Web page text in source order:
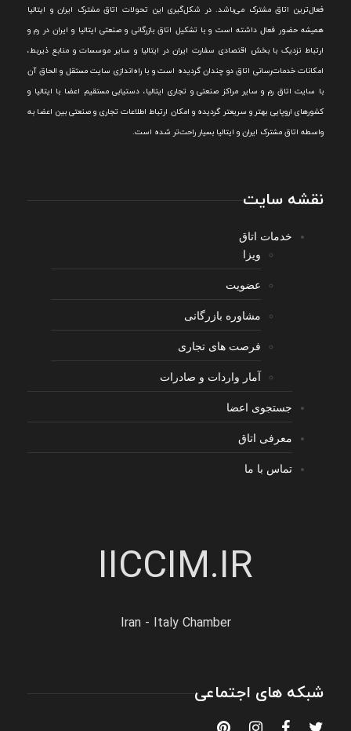
فعال‌ترین اتاق مشترک می‌باشد.در شکل‌گيری اين تحولات اتاق مشترک ايران و ايتاليا
هميشه حضور فعال داشته است و با تشکيل اتاق بازرگانی و صنعتی ايتاليا و ايران در رم و
ارتباط نزديک با بخش اقتصادی سفارت ايران در ايتاليا و ساير موسسات و منابع ذيربط،
امکانات خدمات‌رسانی اتاق دو چندان گرديده است و با راه‌اندازی سايت مستقل و الحاق آن
با سايت اتاق رم و ساير مراکز صنعتی و تجاری ايتاليا، دستيابی مستقيم اعضا با ايتاليا و
کشورهای اروپایی بهتر و سريعتر گرديده و امکان ارتباط اطلاعات تجاری و صنعتی بين اعضا به
واسطه اتاق مشترک ایران و ایتالیا بسیار راحت‌تر شده است.
نقشه سایت
خدمات اتاق
ویزا
عضویت
مشاوره بازرگانی
فرصت های تجاری
آمار واردات و صادرات
جستجوی اعضا
معرفی اتاق
تماس با ما
IICCIM.IR
Iran - Italy Chamber
شبکه های اجتماعی